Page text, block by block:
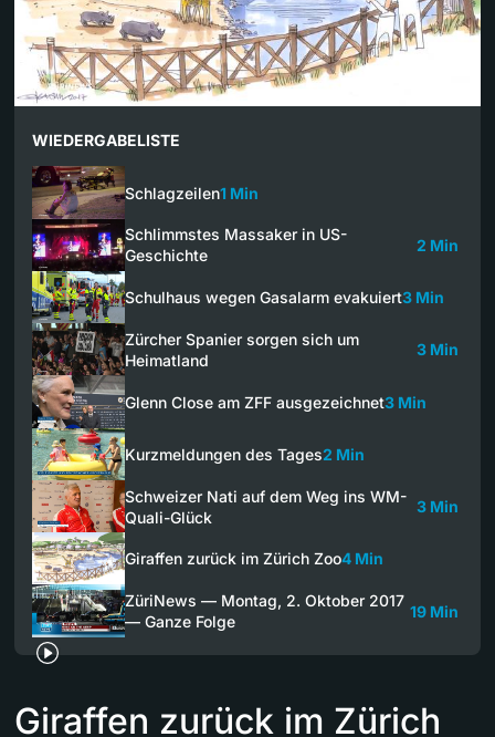
WIEDERGABELISTE
Schlagzeilen1 Min
Schlimmstes Massaker in US-
Geschichte
2 Min
Schulhaus wegen Gasalarm evakuiert3 Min
Zürcher Spanier sorgen sich um
Heimatland
3 Min
Glenn Close am ZFF ausgezeichnet3 Min
Kurzmeldungen des Tages2 Min
Schweizer Nati auf dem Weg ins WM-
Quali-Glück
3 Min
Giraffen zurück im Zürich Zoo4 Min
ZüriNews — Montag, 2. Oktober 2017
— Ganze Folge
19 Min
Giraffen zurück im Zürich